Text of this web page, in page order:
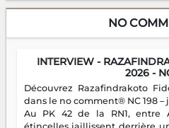
NO
INTERVIEW -
2026 -
Découvrez Razafindrakoto
dans le no comment® NC 198 –
Au PK 42 de la RN1, entre